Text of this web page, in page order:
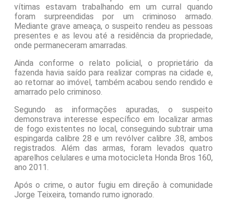
vítimas estavam trabalhando em um curral quando
foram surpreendidas por um criminoso armado.
Mediante grave ameaça, o suspeito rendeu as pessoas
presentes e as levou até a residência da propriedade,
onde permaneceram amarradas.
Ainda conforme o relato policial, o proprietário da
fazenda havia saído para realizar compras na cidade e,
ao retornar ao imóvel, também acabou sendo rendido e
amarrado pelo criminoso.
Segundo as informações apuradas, o suspeito
demonstrava interesse específico em localizar armas
de fogo existentes no local, conseguindo subtrair uma
espingarda calibre 28 e um revólver calibre .38, ambos
registrados. Além das armas, foram levados quatro
aparelhos celulares e uma motocicleta Honda Bros 160,
ano 2011.
Após o crime, o autor fugiu em direção à comunidade
Jorge Teixeira, tomando rumo ignorado.